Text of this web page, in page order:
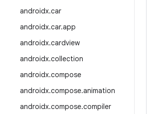
androidx.car
androidx.car.app
androidx.cardview
androidx.collection
androidx.compose
androidx.compose.animation
androidx.compose.compiler